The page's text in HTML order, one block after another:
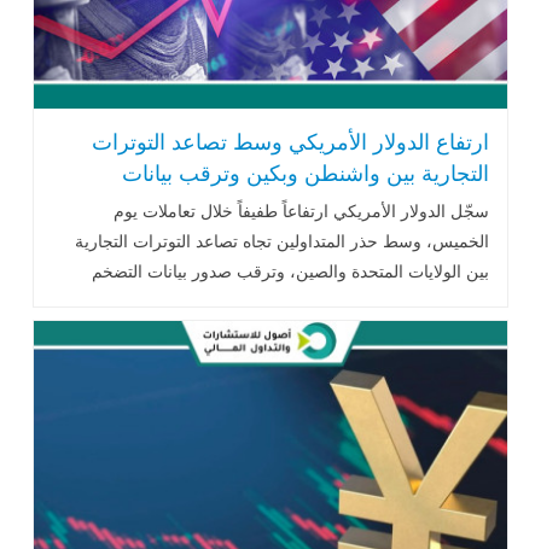
ارتفاع الدولار الأمريكي وسط تصاعد التوترات
التجارية بين واشنطن وبكين وترقب بيانات
التضخم
سجّل الدولار الأمريكي ارتفاعاً طفيفاً خلال تعاملات يوم
الخميس، وسط حذر المتداولين تجاه تصاعد التوترات التجارية
بين الولايات المتحدة والصين، وترقب صدور بيانات التضخم